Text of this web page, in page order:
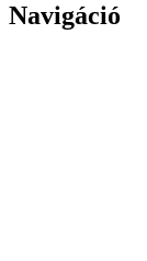
Navigáció